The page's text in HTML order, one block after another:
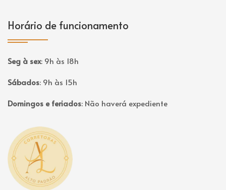
Horário de funcionamento
Seg à sex: 9h às 18h
Sábados: 9h às 15h
Domingos e feriados: Não haverá expediente
Página inicial